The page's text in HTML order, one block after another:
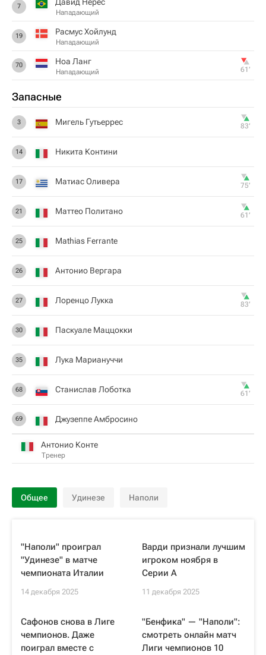
7
Нападающий
19 Расмус Хойлунд
Нападающий
70 Ноа Ланг
Нападающий 61‎’‎
Запасные
3 Мигель Гутьеррес 83‎’‎
14 Никита Контини
17 Матиас Оливера 75‎’‎
21 Маттео Политано 61‎’‎
25 Mathias Ferrante
26 Антонио Вергара
27 Лоренцо Лукка 83‎’‎
30 Паскуале Маццокки
35 Лука Мариануччи
68 Станислав Лоботка 61‎’‎
69 Джузеппе Амбросино
Антонио Конте
Тренер
Общее Удинезе Наполи
"Наполи" проиграл
"Удинезе" в матче
чемпионата Италии
14 декабря 2025
Варди признали лучшим
игроком ноября в
Серии A
11 декабря 2025
Сафонов снова в Лиге
чемпионов. Даже
поиграл вместе с
"Бенфика" — "Наполи":
смотреть онлайн матч
Лиги чемпионов 10